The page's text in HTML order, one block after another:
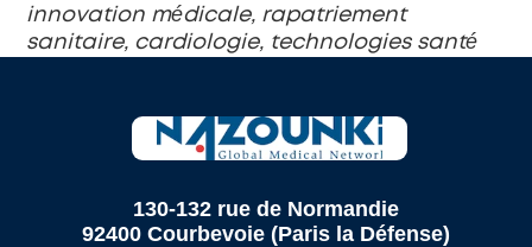
innovation médicale, rapatriement
sanitaire, cardiologie, technologies santé
130-132 rue de Normandie
92400 Courbevoie (Paris la Défense)